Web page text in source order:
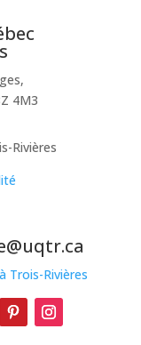
4M3
Rivières
Trois-Rivières